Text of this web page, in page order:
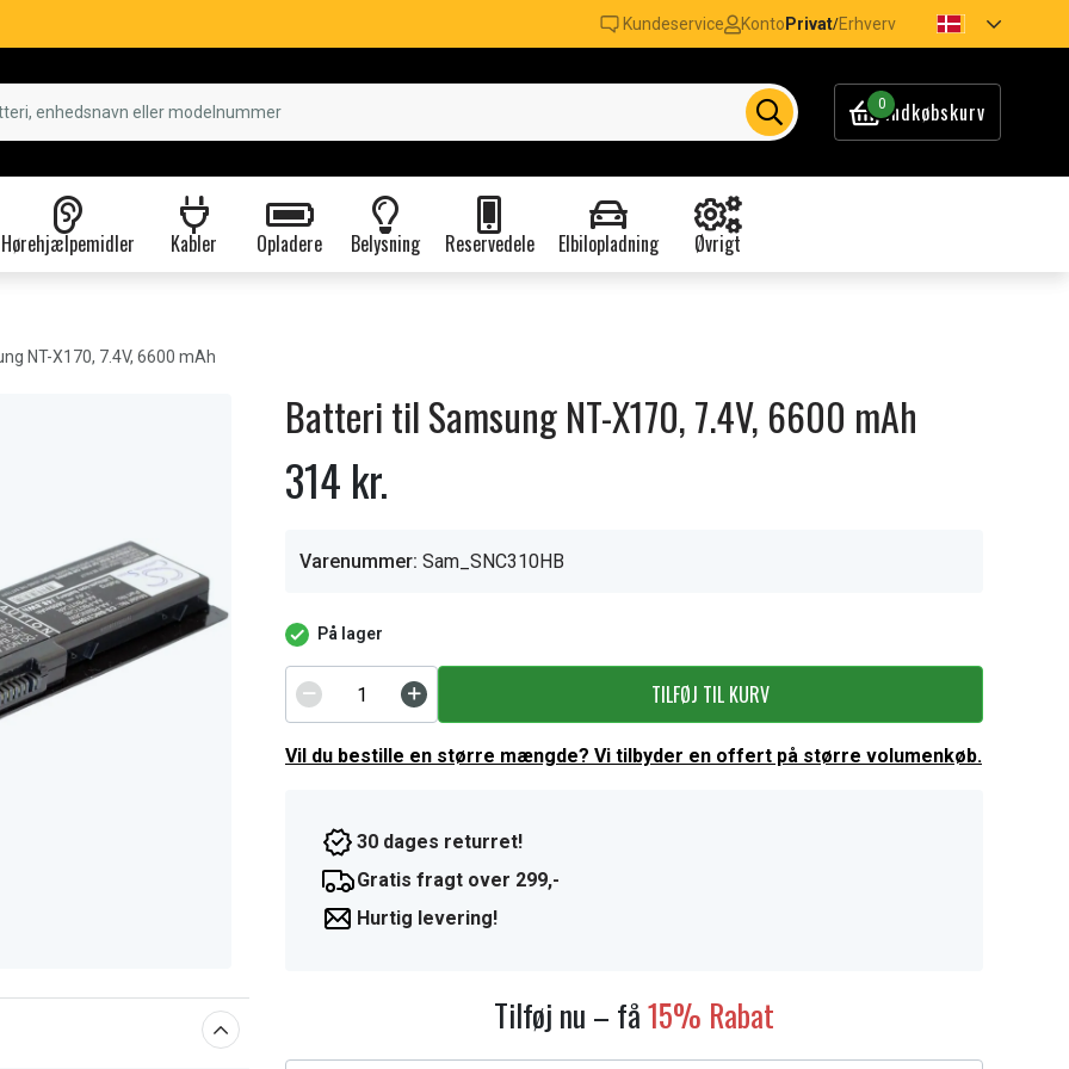
Kundeservice Konto Privat/Erhverv
0Indkøbskurv
Hørehjælpemidler Kabler Opladere Belysning Reservedele Elbilopladning Øvrigt
NT-X170, 7.4V, 6600 mAh
Batteri til Samsung NT-X170, 7.4V, 6600 mAh
314 kr.
Varenummer: Sam_SNC310HB
På lager
TILFØJ TIL KURV
Vil du bestille en større mængde? Vi tilbyder en offert på større volumenkøb.
30 dages returret!
Gratis fragt over 299,-
Hurtig levering!
Tilføj nu – få15% Rabat